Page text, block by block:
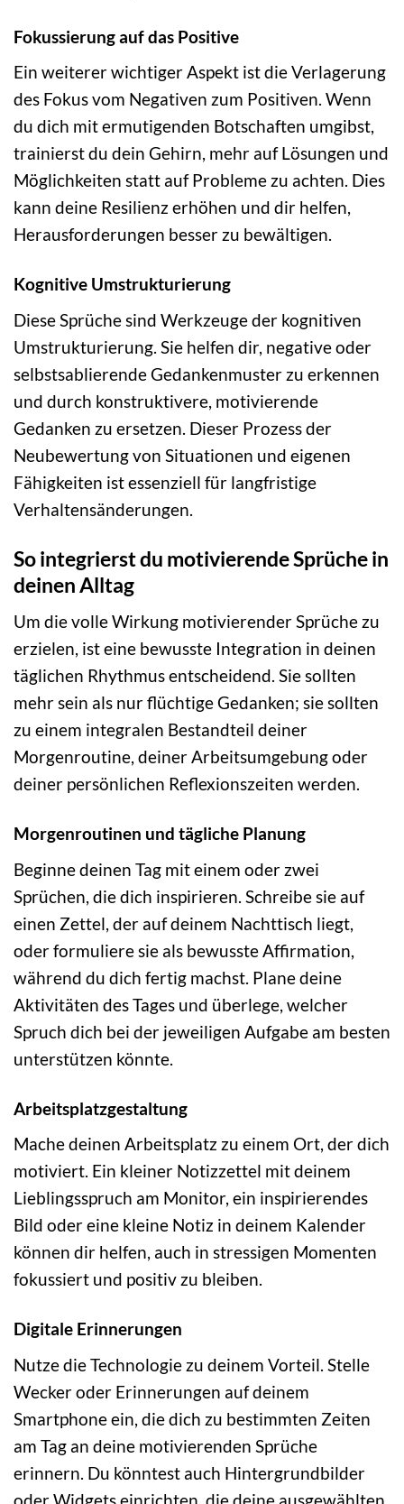
Fokussierung auf das Positive
Ein weiterer wichtiger Aspekt ist die Verlagerung
des Fokus vom Negativen zum Positiven. Wenn
du dich mit ermutigenden Botschaften umgibst,
trainierst du dein Gehirn, mehr auf Lösungen und
Möglichkeiten statt auf Probleme zu achten. Dies
kann deine Resilienz erhöhen und dir helfen,
Herausforderungen besser zu bewältigen.
Kognitive Umstrukturierung
Diese Sprüche sind Werkzeuge der kognitiven
Umstrukturierung. Sie helfen dir, negative oder
selbstsablierende Gedankenmuster zu erkennen
und durch konstruktivere, motivierende
Gedanken zu ersetzen. Dieser Prozess der
Neubewertung von Situationen und eigenen
Fähigkeiten ist essenziell für langfristige
Verhaltensänderungen.
So integrierst du motivierende Sprüche in
deinen Alltag
Um die volle Wirkung motivierender Sprüche zu
erzielen, ist eine bewusste Integration in deinen
täglichen Rhythmus entscheidend. Sie sollten
mehr sein als nur flüchtige Gedanken; sie sollten
zu einem integralen Bestandteil deiner
Morgenroutine, deiner Arbeitsumgebung oder
deiner persönlichen Reflexionszeiten werden.
Morgenroutinen und tägliche Planung
Beginne deinen Tag mit einem oder zwei
Sprüchen, die dich inspirieren. Schreibe sie auf
einen Zettel, der auf deinem Nachttisch liegt,
oder formuliere sie als bewusste Affirmation,
während du dich fertig machst. Plane deine
Aktivitäten des Tages und überlege, welcher
Spruch dich bei der jeweiligen Aufgabe am besten
unterstützen könnte.
Arbeitsplatzgestaltung
Mache deinen Arbeitsplatz zu einem Ort, der dich
motiviert. Ein kleiner Notizzettel mit deinem
Lieblingsspruch am Monitor, ein inspirierendes
Bild oder eine kleine Notiz in deinem Kalender
können dir helfen, auch in stressigen Momenten
fokussiert und positiv zu bleiben.
Digitale Erinnerungen
Nutze die Technologie zu deinem Vorteil. Stelle
Wecker oder Erinnerungen auf deinem
Smartphone ein, die dich zu bestimmten Zeiten
am Tag an deine motivierenden Sprüche
erinnern. Du könntest auch Hintergrundbilder
oder Widgets einrichten, die deine ausgewählten